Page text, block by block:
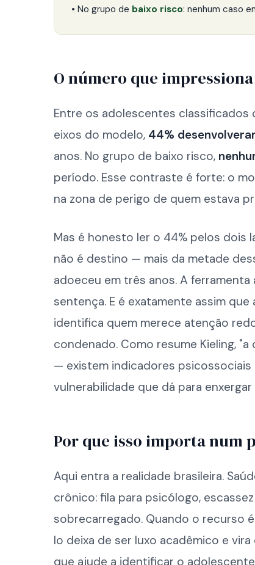
• No grupo de baixo risco: nenhum caso
O número que
Entre os adolescentes
eixos do modelo, 44%
anos. No grupo de baixo risco,
período. Esse contraste é forte: o
na zona de perigo de quem estava
Mas é honesto ler o 44% pelos dois
não é destino — mais da metade
adoeceu em três anos. A
sentença. E é exatamente assim
identifica quem merece atenção
condenado. Como resume Kieling,
— existem indicadores
vulnerabilidade que dá para enxergar
Por que isso importa num
Aqui entra a realidade brasileira.
crônico: fila para psicólogo,
sobrecarregado. Quando o recurso
lo deixa de ser luxo acadêmico e
que ajude a identificar o